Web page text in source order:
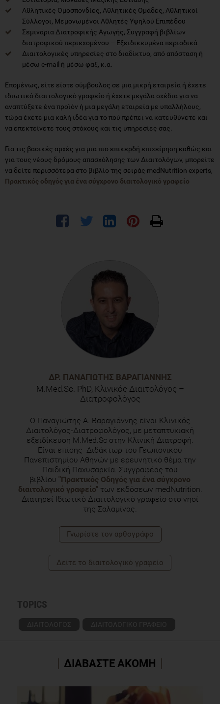
Αθλητικές Ομοσπονδίες, Αθλητικές Ομάδες, Αθλητικοί
Σύλλογοι, Μεμονωμένοι Αθλητές Υψηλού Επιπέδου
Σεμινάρια Διατροφικής Αγωγής, Συγγραφή βιβλίων
διατροφικού περιεχομένου – Εξειδικευμένα περιοδικά
Διαιτολογικές υπηρεσίες στο διαδίκτυο, από απόσταση ή
μέσω e-mail ή μέσω φαξ, κ.α.
Επομένως, είτε είστε σύμβουλος σε μια μικρή εταιρεία ή έχετε
ιδιωτικό διαιτολογικό γραφείο ή έχετε μεγάλα σχέδια για να
αναπτύξετε ένα προϊόν ή μια μεγάλη εταιρεία με υπαλλήλους,
τώρα έχετε μια καλή ιδέα για το πού πρέπει να κατευθύνετε και
να επεκτείνετε τους στόχους και τις υπηρεσίες σας.
Για τις βασικές αρχές για μια πιο επικερδή επιχείρηση καθώς και
για τους νέους δρόμους απασχόλησης των Διαιτολόγων, μπορείτε
να δείτε περισσότερα στο βιβλίο της σειράς medNutrition experts,
Πρακτικός οδηγός για ένα σύγχρονο διαιτολογικό γραφείο
ΔΡ. ΠΑΝΑΓΙΏΤΗΣ ΒΑΡΑΓΙΆΝΝΗΣ
M.Med.Sc. PhD, Κλινικός Διαιτολόγος –
Διατροφολόγος
Ο Παναγιώτης Α. Βαραγιάννης είναι Κλινικός
Διαιτολόγος-Διατροφολόγος, με μεταπτυχιακή
εξειδίκευση M.Med.Sc στην Κλινική Διατροφή.
Είναι επίσης Διδάκτωρ του Γεωπονικού
Πανεπιστημίου Αθηνών με ερευνητικό θέμα την
Παιδική Παχυσαρκία. Συγγραφέας του
βιβλίου "Πρακτικός Οδηγός για ένα σύγχρονο
διαιτολογικό γραφείο" των εκδόσεων medNutrition.
Διατηρεί Ιδιωτικό Διαιτολογικό γραφείο στο νησί
της Σαλαμίνας.
Γνωρίστε τoν αρθογράφο
Δείτε το διαιτολογικό γραφείο
TOPICS
ΔΙΑΙΤΟΛΟΓΟΣ ΔΙΑΙΤΟΛΟΓΙΚΟ ΓΡΑΦΕΙΟ
ΔΙΑΒΑΣΤΕ ΑΚΟΜΗ